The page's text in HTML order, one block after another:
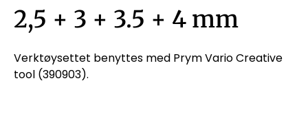
2,5 + 3 + 3.5 + 4 mm
Verktøysettet benyttes med Prym Vario Creative
tool (390903).